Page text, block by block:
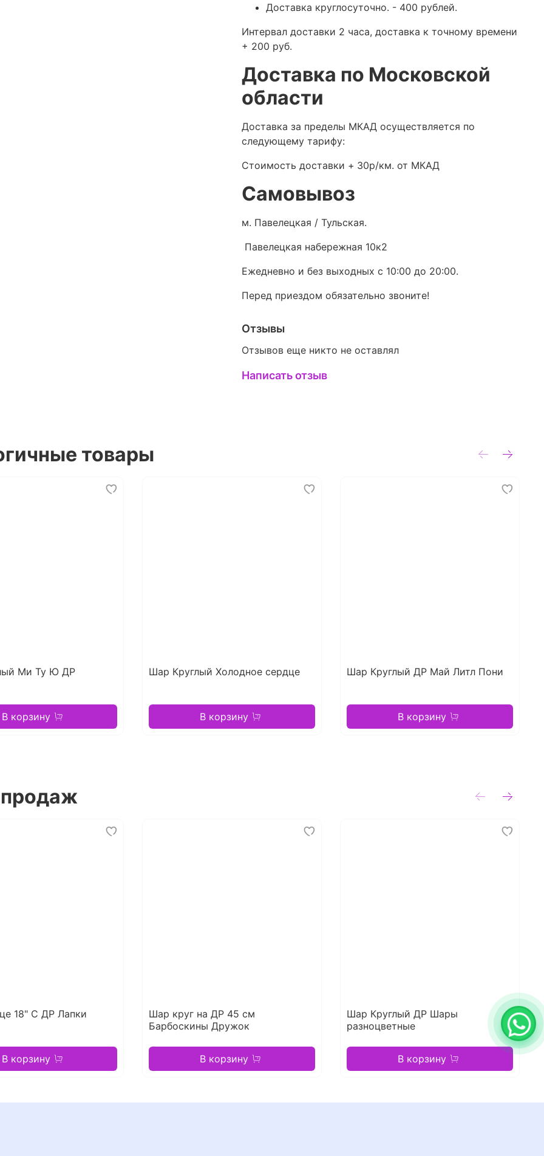
Доставка круглосуточно. - 400 рублей.
Интервал доставки 2 часа, доставка к точному времени
+ 200 руб.
Доставка по Московской
области
Доставка за пределы МКАД осуществляется по
следующему тарифу:
Стоимость доставки + 30р/км. от МКАД
Самовывоз
м. Павелецкая / Тульская.
Павелецкая набережная 10к2
Ежедневно и без выходных с 10:00 до 20:00.
Перед приездом обязательно звоните!
Отзывы
Отзывов еще никто не оставлял
Написать отзыв
товары
Ми Ту Ю ДР
В корзину
Шар Круглый Холодное сердце
В корзину
Шар Круглый ДР Май Литл Пони
В корзину
18" С ДР Лапки
В корзину
Шар круг на ДР 45 см
Барбоскины Дружок
В корзину
Шар Круглый ДР Шары
разноцветные
В корзину